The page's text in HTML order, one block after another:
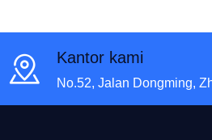
Kantor kami
No.52, Jalan Dongming,